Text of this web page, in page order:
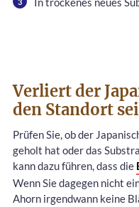
Verliert der
den Standort
Prüfen Sie, ob der
geholt hat oder das
kann dazu führen, dass die
Wenn Sie dagegen nicht
Ahorn irgendwann keine